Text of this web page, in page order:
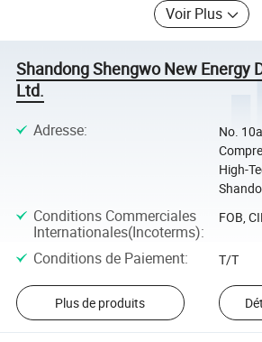
Voir Plus
Shandong Shengwo New Energy
Ltd.
Adresse:
No.
High-
Conditions Commerciales
Internationales(Incoterms):
FOB,
Conditions de Paiement: T/T
Plus de produits